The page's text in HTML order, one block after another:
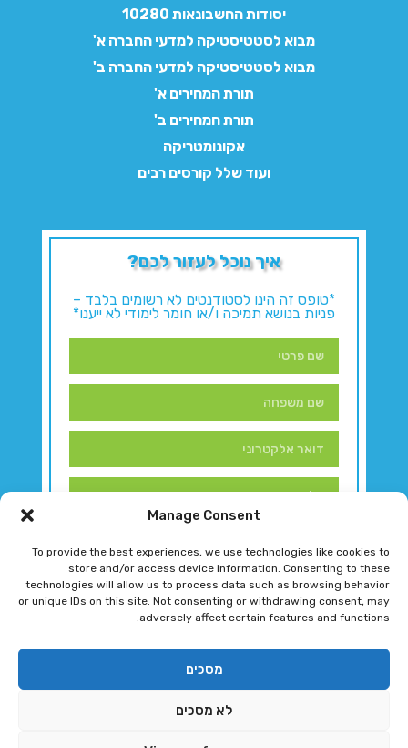
Manage Consent
To provide the best experiences, we use technologies like cookies to
store and/or access device information. Consenting to these
technologies will allow us to process data such as browsing behavior
or unique IDs on this site. Not consenting or withdrawing consent, may
adversely affect certain features and functions.
מסכים
לא מסכים
יסודות החשבונאות 10280
מבוא לסטטיסטיקה למדעי החברה א'
מבוא לסטטיסטיקה למדעי החברה ב'
תורת המחירים א'
תורת המחירים ב'
אקונומטריקה
ועוד שלל קורסים רבים
איך נוכל לעזור לכם?
*טופס זה הינו לסטודנטים לא רשומים בלבד –
פניות בנושא תמיכה ו/או חומר לימודי לא ייענו*